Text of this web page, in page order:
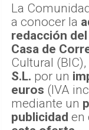
La
a conocer la
redacción
Casa de
Cultural (BIC),
S.L. por un
euros (IVA
mediante un
publicidad en